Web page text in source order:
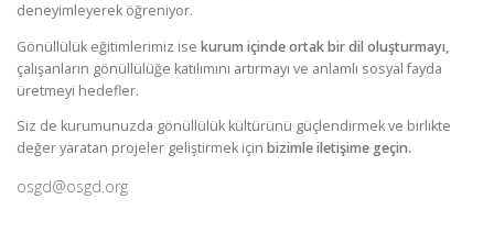
deneyimleyerek öğreniyor.
Gönüllülük eğitimlerimiz ise kurum içinde ortak bir dil oluşturmayı,
çalışanların gönüllülüğe katılımını artırmayı ve anlamlı sosyal fayda
üretmeyi hedefler.
Siz de kurumunuzda gönüllülük kültürünü güçlendirmek ve birlikte
değer yaratan projeler geliştirmek için bizimle iletişime geçin.
osgd@osgd.org